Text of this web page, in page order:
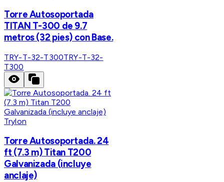
Torre Autosoportada
TITAN T-300 de 9.7
metros (32 pies) con Base.
TRY-T-32-T300TRY-T-32-
T300
Trylon
Torre Autosoportada. 24
ft (7.3 m) Titan T200
Galvanizada (incluye
anclaje)